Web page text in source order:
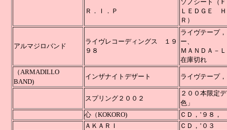
Ｒ．Ｉ．Ｐ
ソノシート（
ＬＥＤＧＥ Ｈ
アルマジロバンド
ライヴレコーディングス １９
９８
ライヴテープ
ー、
ＭＡＮＤＡ－
在庫切れ
（ARMADILLO
BAND)
インザナイトデザート ライヴテープ
スプリング２００２
２００本限定
色」
心（KOKORO)
ＣＤ
ＡＫＡＲＩ
ＣＤ，’０３